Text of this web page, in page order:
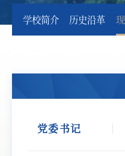
学校简介 历史沿革
党委书记